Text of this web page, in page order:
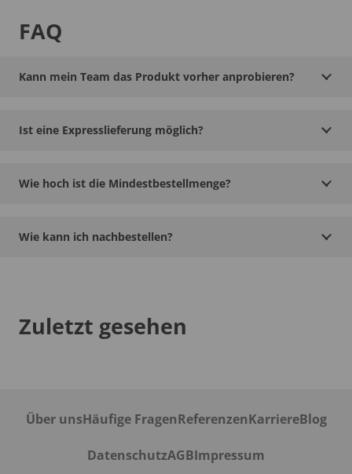
FAQ
Kann mein Team das Produkt vorher anprobieren?
Ist eine Expresslieferung möglich?
Wie hoch ist die Mindestbestellmenge?
Wie kann ich nachbestellen?
Zuletzt gesehen
Über unsHäufige FragenReferenzenKarriereBlog
DatenschutzAGBImpressum